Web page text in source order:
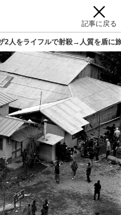
記事に戻る
2人をライフルで射殺→人質を盾